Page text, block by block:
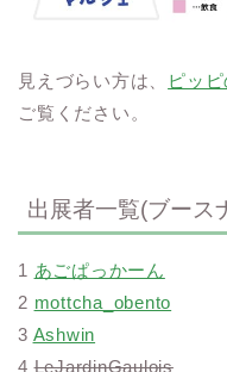
見えづらい方は、 ピッ
ご覧ください。
出展者一覧(ブース
1 あごぱっかーん
2 mottcha_obento
3 Ashwin
4LeJardinGaulois